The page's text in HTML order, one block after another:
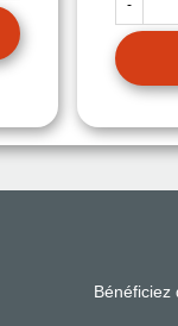
-
Bénéficiez